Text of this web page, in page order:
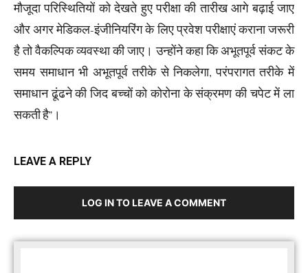
मौजूदा परिस्थितियों को देखते हुए परीक्षा की तारीख आगे बढ़ाई जाए
और अगर मेडिकल-इंजीनियरिंग के लिए प्रवेश परीक्षाएं कराना जरूरी
है तो वैकल्पिक व्यवस्था की जाए। उन्होंने कहा कि अभूतपूर्व संकट के
समय समाधान भी अभूतपूर्व तरीके से निकलेगा, परंपरागत तरीके में
समाधान ढूंढने की जिद बच्चों को कोरोना के संक्रमण की चपेट में ला
सकती है”।
LEAVE A REPLY
LOG IN TO LEAVE A COMMENT